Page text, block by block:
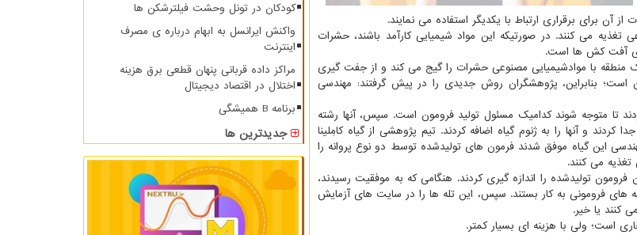
برای برقراری ارتباط با یکدیگر استفاده می نمایند.
می کنند. در صورتیکه این مواد شیمیایی کارآمد باشند، حشرات
آفت کش ها است.
با موادشیمیایی مصنوعی حشرات را گیج می کند و از جفت گیری
است؛ بنابراین، پژوهشگران روش جدیدی را در پیش گرفتند: مهندسی
تا متوجه شوند کدامیک مسئول تولید فرومون است. سپس، آنها رشته
و آنها را به ژنوم گیاه اضافه کردند. تیم پژوهشی از گیاه کامِلینا
این گیاه موفق شدند فرمون های تولیدشده توسط دو نوع پروانه را
تغذیه می کنند.
تولیدشده را اندازه گیری کردند. هنگامی که به موفقیت رسیدند،
های فرومونی به کار بستند. سپس، این تله ها را در سایت های آزمایش
کنند یا خیر.
است؛ ولی با هزینه ای بسیار کمتر.
کودکان در تونل وحشت فیلترشکن ها
واکنش ایرانسل به ابهام درباره ی مصرف
اینترنت
مراکز داده قربانی پنهان قطعی برق هزینه
اختلال در اقتصاد دیجیتال
برنامه B همیشگی
جدیدترین ها